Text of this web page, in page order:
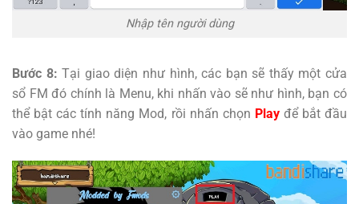
Nhập tên người dùng
Bước 8: Tại giao diện như hình, các bạn sẽ thấy một cửa
sổ FM đó chính là Menu, khi nhấn vào sẽ như hình, bạn có
thể bật các tính năng Mod, rồi nhấn chọn Playđể bắt đầu
vào game nhé!